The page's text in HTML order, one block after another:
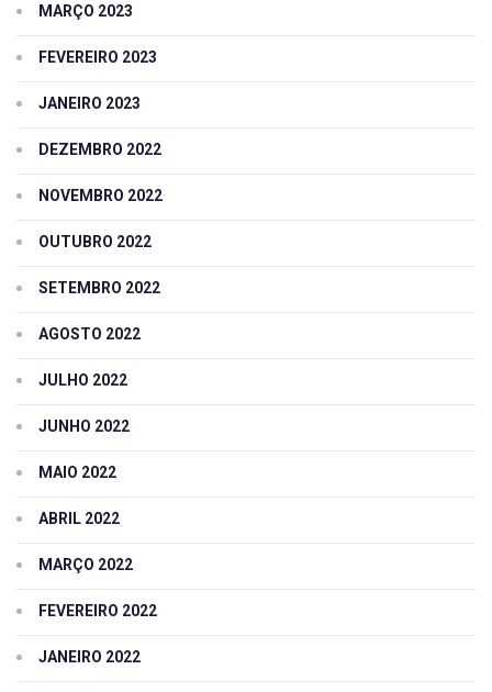
MARÇO 2023
FEVEREIRO 2023
JANEIRO 2023
DEZEMBRO 2022
NOVEMBRO 2022
OUTUBRO 2022
SETEMBRO 2022
AGOSTO 2022
JULHO 2022
JUNHO 2022
MAIO 2022
ABRIL 2022
MARÇO 2022
FEVEREIRO 2022
JANEIRO 2022